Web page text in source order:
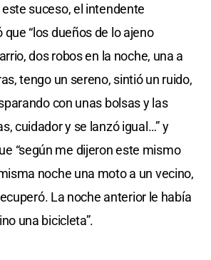
suceso, el intendente
“los dueños de lo ajeno
dos robos en la noche, una a
tengo un sereno, sintió un ruido,
con unas bolsas y las
cuidador y se lanzó igual…” y
“según me dijeron este mismo
noche una moto a un vecino,
La noche anterior le había
una bicicleta”.